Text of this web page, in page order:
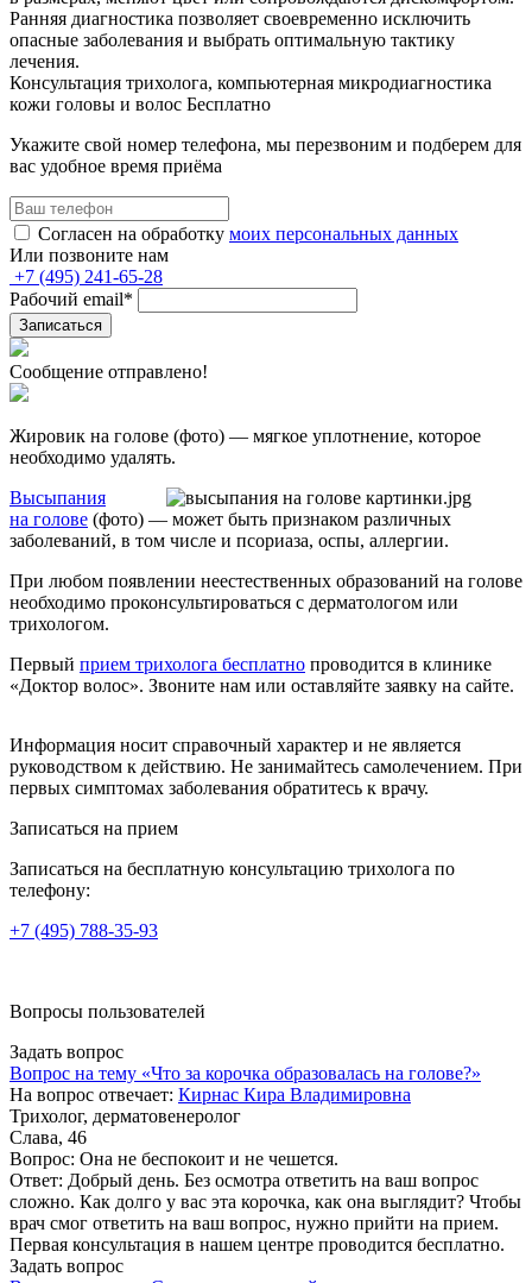
Ранняя диагностика позволяет своевременно исключить
опасные заболевания и выбрать оптимальную тактику
лечения.
Консультация трихолога, компьютерная микродиагностика
кожи головы и волос Бесплатно
Укажите свой номер телефона, мы перезвоним и подберем для
вас удобное время приёма
Согласен на обработку моих персональных данных
Или позвоните нам
+7 (495) 241-65-28
Рабочий email*
Записаться
Сообщение отправлено!
Жировик на голове (фото) — мягкое уплотнение, которое
необходимо удалять.
Высыпания
на голове (фото) — может быть признаком различных
заболеваний, в том числе и псориаза, оспы, аллергии.
При любом появлении неестественных образований на голове
необходимо проконсультироваться с дерматологом или
трихологом.
Первый прием трихолога бесплатно проводится в клинике
«Доктор волос». Звоните нам или оставляйте заявку на сайте.
Информация носит справочный характер и не является
руководством к действию. Не занимайтесь самолечением. При
первых симптомах заболевания обратитесь к врачу.
Записаться на прием
Записаться на бесплатную консультацию трихолога по
телефону:
+7 (495) 788-35-93
Вопросы пользователей
Задать вопрос
Вопрос на тему «Что за корочка образовалась на голове?»
На вопрос отвечает: Кирнас Кира Владимировна
Трихолог, дерматовенеролог
Слава, 46
Вопрос: Она не беспокоит и не чешется.
Ответ: Добрый день. Без осмотра ответить на ваш вопрос
сложно. Как долго у вас эта корочка, как она выглядит? Чтобы
врач смог ответить на ваш вопрос, нужно прийти на прием.
Первая консультация в нашем центре проводится бесплатно.
Задать вопрос